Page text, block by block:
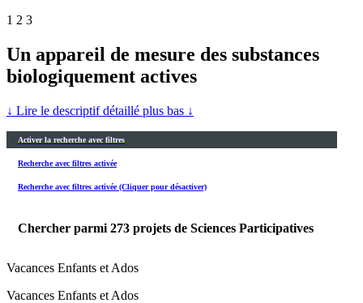
1 2 3
Un appareil de mesure des substances
biologiquement actives
↓ Lire le descriptif détaillé plus bas ↓
Activer la recherche avec filtres
Recherche avec filtres activée
Recherche avec filtres activée (Cliquer pour désactiver)
Chercher parmi 273 projets de Sciences Participatives
Vacances Enfants et Ados
Vacances Enfants et Ados